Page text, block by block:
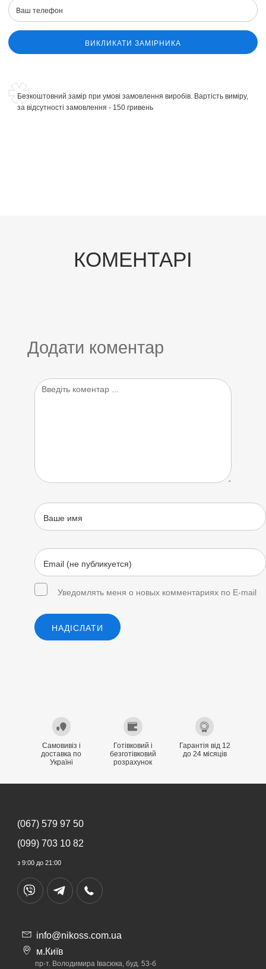
ВИКЛИКАТИ ЗАМІРНИКА
Безкоштовний замір при умові замовлення виробів. Вартість виміру,
за відсутності замовлення - 150 гривень
КОМЕНТАРІ
Додати коментар
Уведомлять меня о новых комментариях по E-mail
НАДІСЛАТИ
Самовивіз і
доставка по
Україні
Готівковий і
безготівковий
розрахунок
Гарантія від 12
до 24 місяців
(067) 579 97 50
(099) 703 10 82
з 9:00 до 21:00
info@nikoss.com.ua
м.Київ
пр-т. Володимира Івасюка, буд. 53-б